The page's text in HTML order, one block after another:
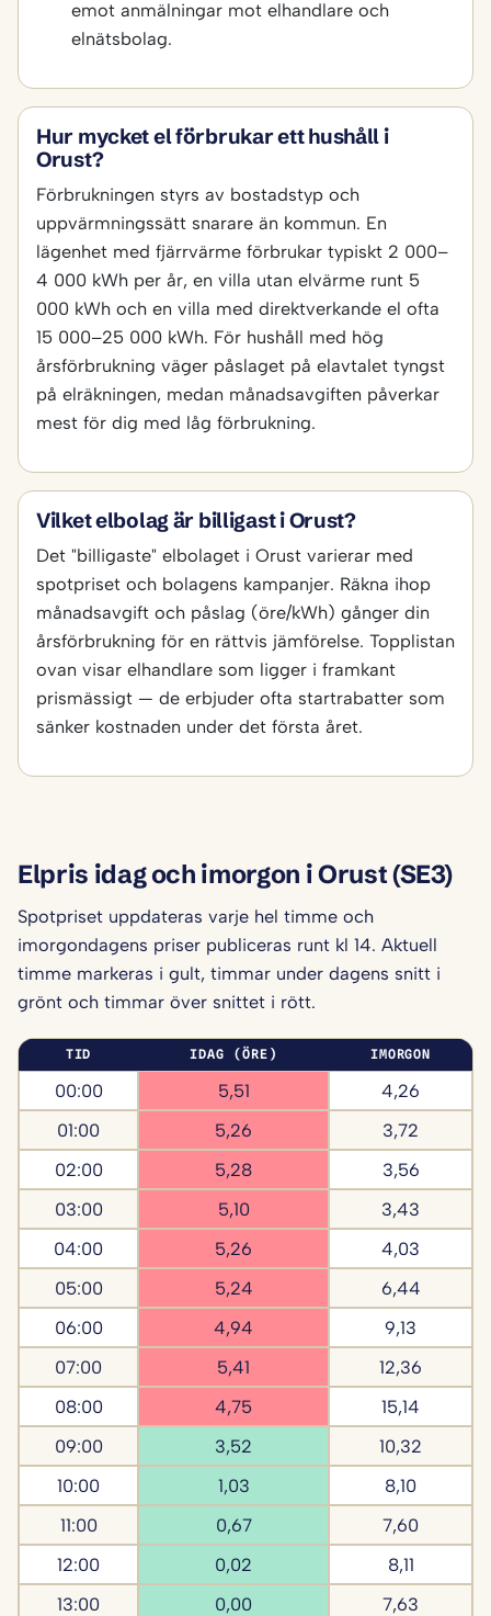
emot anmälningar mot elhandlare och
elnätsbolag.
Hur mycket el förbrukar ett hushåll i
Orust?
Förbrukningen styrs av bostadstyp och
uppvärmningssätt snarare än kommun. En
lägenhet med fjärrvärme förbrukar typiskt 2 000–
4 000 kWh per år, en villa utan elvärme runt 5
000 kWh och en villa med direktverkande el ofta
15 000–25 000 kWh. För hushåll med hög
årsförbrukning väger påslaget på elavtalet tyngst
på elräkningen, medan månadsavgiften påverkar
mest för dig med låg förbrukning.
Vilket elbolag är billigast i Orust?
Det "billigaste" elbolaget i Orust varierar med
spotpriset och bolagens kampanjer. Räkna ihop
månadsavgift och påslag (öre/kWh) gånger din
årsförbrukning för en rättvis jämförelse. Topplistan
ovan visar elhandlare som ligger i framkant
prismässigt — de erbjuder ofta startrabatter som
sänker kostnaden under det första året.
Elpris idag och imorgon i Orust (SE3)
Spotpriset uppdateras varje hel timme och
imorgondagens priser publiceras runt kl 14. Aktuell
timme markeras i gult, timmar under dagens snitt i
grönt och timmar över snittet i rött.
TID IDAG (ÖRE) IMORGON
00:00 5,51
4,26
01:00
5,26
3,72
02:00
5,28
3,56
03:00
5,10
3,43
04:00
5,26
4,03
05:00
5,24
6,44
06:00
4,94
9,13
07:00
5,41
12,36
08:00
4,75
15,14
09:00
3,52
10,32
10:00
1,03
8,10
11:00
0,67
7,60
12:00
0,02
8,11
13:00
0,00
7,63